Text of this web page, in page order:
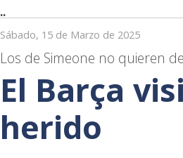
..
Sábado, 15 de Marzo de 2025
Los de Simeone no quieren
El Barça
herido